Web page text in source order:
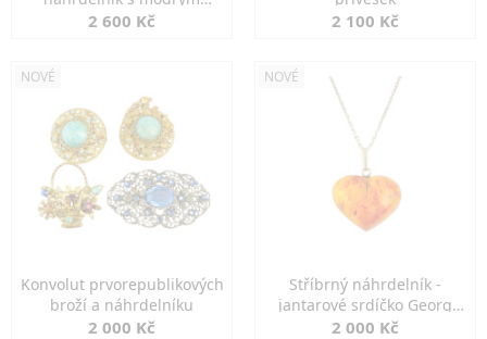
spinelem
2 600 Kč 2 100 Kč
NOVÉ
Konvolut prvorepublikových
broží a náhrdelníku
2 000 Kč
NOVÉ
Stříbrný náhrdelník -
jantarové srdíčko Georg
Kramer
2 000 Kč